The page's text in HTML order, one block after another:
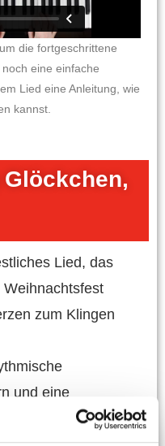
die fortgeschrittene
eine einfache
Lied eine Anleitung, wie
kannst.
Glöckchen,
Lied, das
zum Klingen
und eine